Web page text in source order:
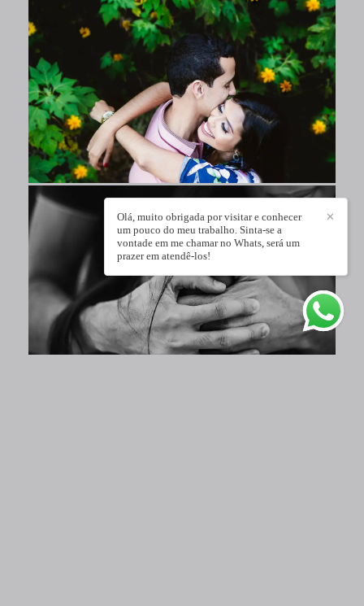
✕
Olá, muito obrigada por visitar e conhecer
um pouco do meu trabalho. Sinta-se a
vontade em me chamar no Whats, será um
prazer em atendê-los!